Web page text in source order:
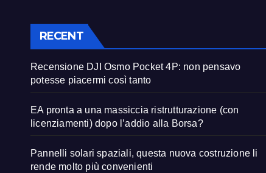
RECENT
Recensione DJI Osmo Pocket 4P: non pensavo
potesse piacermi così tanto
EA pronta a una massiccia ristrutturazione (con
licenziamenti) dopo l’addio alla Borsa?
Pannelli solari spaziali, questa nuova costruzione li
rende molto più convenienti